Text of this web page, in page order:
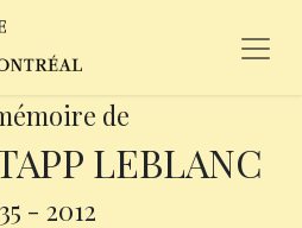
de
LEBLANC
- 2012